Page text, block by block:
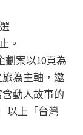
。
劃案以10頁為
為主軸，邀
動人故事的
以上「台灣